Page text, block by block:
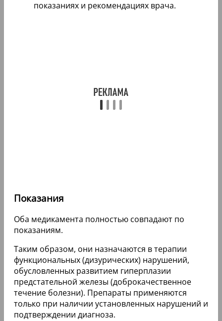
показаниях и рекомендациях врача.
Показания
Оба медикамента полностью совпадают по
показаниям.
Таким образом, они назначаются в терапии
функциональных (дизурических) нарушений,
обусловленных развитием гиперплазии
предстательной железы (доброкачественное
течение болезни). Препараты применяются
только при наличии установленных нарушений и
подтверждении диагноза.